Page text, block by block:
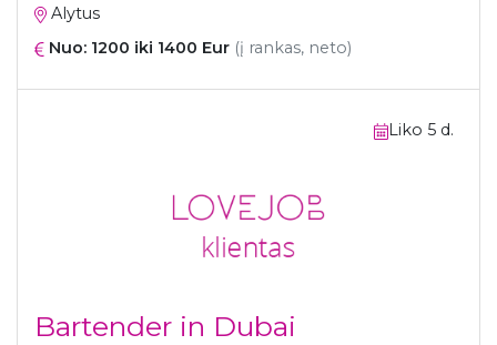
Alytus
Nuo: 1200 iki 1400 Eur (į rankas, neto)
Liko 5 d.
Bartender in Dubai